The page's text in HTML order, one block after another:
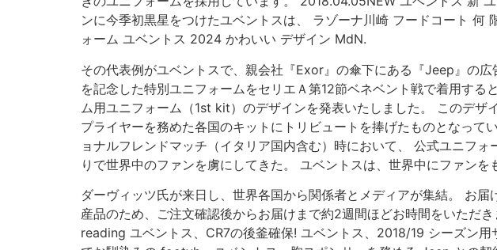
ンに今季初黒星をつけたユベントスは、 ラゾーナ川崎 フードコート 何
ォーム ユベントス 2024 かわいい デザイン MdN.
その代表例がユベントスで、親会社『Exor』の傘下にある『Jeep』の
を記念した特別ユニフォームをセリエＡ第12節ベネベント戦で着用す
ム用ユニフォーム（1st kit）のデザインを発表いたしました。 このデ
プライヤーを務めた各国のキットにトリビュートを捧げたものとなっ
ョナルフレンドマッチ（イタリア国内含む）時において、 公式ユニフ
りで世界中のファンを虜にしてきた。 ユベントスは、世界中にファンを
ダーヴィッツ氏が来日し、世界各国から関係者とメディアが集結。 お
産品のため、ご注文確認後からお届けまで約2週間ほどお時間をいた
reading ユベントス、CR7の後釜確保! ユベントス、2018/19 シーズン